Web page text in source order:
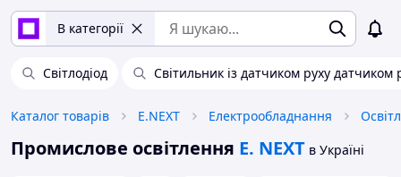
В категорії
Світлодіод Світильник із датчиком руху датчиком
Каталог товарів E.NEXT Електрообладнання
Промислове освітлення E. NEXT в Україні